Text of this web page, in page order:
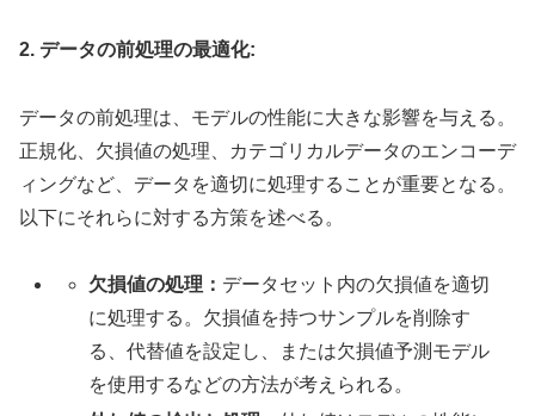
2. データの前処理の最適化:
データの前処理は、モデルの性能に大きな影響を与える。
正規化、欠損値の処理、カテゴリカルデータのエンコーデ
ィングなど、データを適切に処理することが重要となる。
以下にそれらに対する方策を述べる。
欠損値の処理： データセット内の欠損値を適切
に処理する。欠損値を持つサンプルを削除す
る、代替値を設定し、または欠損値予測モデル
を使用するなどの方法が考えられる。